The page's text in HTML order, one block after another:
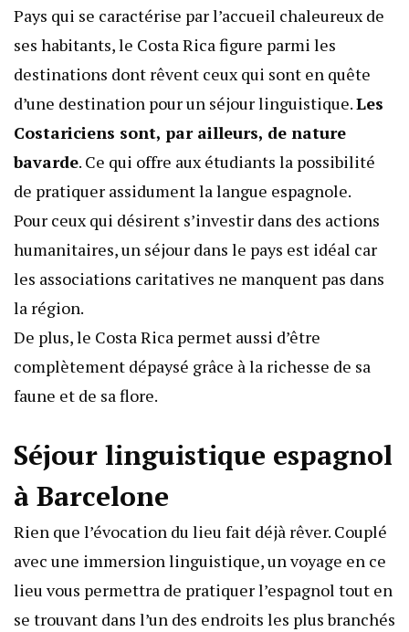
Pays qui se caractérise par l’accueil chaleureux de
ses habitants, le Costa Rica figure parmi les
destinations dont rêvent ceux qui sont en quête
d’une destination pour un séjour linguistique.Les
Costariciens sont, par ailleurs, de nature
bavarde. Ce qui offre aux étudiants la possibilité
de pratiquer assidument la langue espagnole.
Pour ceux qui désirent s’investir dans des actions
humanitaires, un séjour dans le pays est idéal car
les associations caritatives ne manquent pas dans
la région.
De plus, le Costa Rica permet aussi d’être
complètement dépaysé grâce à la richesse de sa
faune et de sa flore.
Séjour linguistique espagnol
à Barcelone
Rien que l’évocation du lieu fait déjà rêver. Couplé
avec une immersion linguistique, un voyage en ce
lieu vous permettra de pratiquer l’espagnol tout en
se trouvant dans l’un des endroits les plus branchés